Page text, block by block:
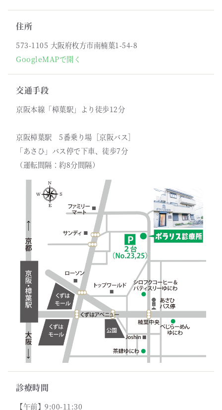
住所
573-1105 大阪府枚方市南楠葉1-54-8
GoogleMAPで開く
交通手段
京阪本線「樟葉駅」より徒歩12分
京阪樟葉駅 5番乗り場［京阪バス］
「あさひ」バス停で下車、徒歩7分
（運転間隔：約8分間隔）
診療時間
【午前】9:00-11:30